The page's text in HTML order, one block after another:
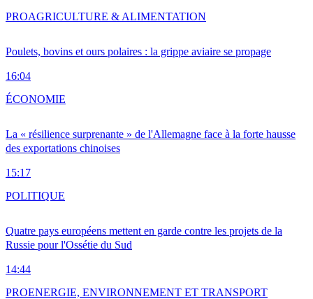
Poulets, bovins et ours polaires : la grippe aviaire se propage
16:04
PROAGRICULTURE & ALIMENTATION
La « résilience surprenante » de l'Allemagne face à la forte hausse
des exportations chinoises
15:17
ÉCONOMIE
Quatre pays européens mettent en garde contre les projets de la
Russie pour l'Ossétie du Sud
14:44
POLITIQUE
PROENERGIE, ENVIRONNEMENT ET TRANSPORT